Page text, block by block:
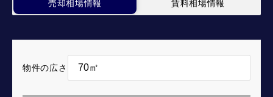
売却相場情報 賃料相場情報
物件の広さ